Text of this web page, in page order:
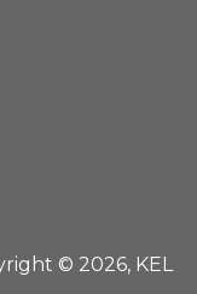
© 2026, KEL